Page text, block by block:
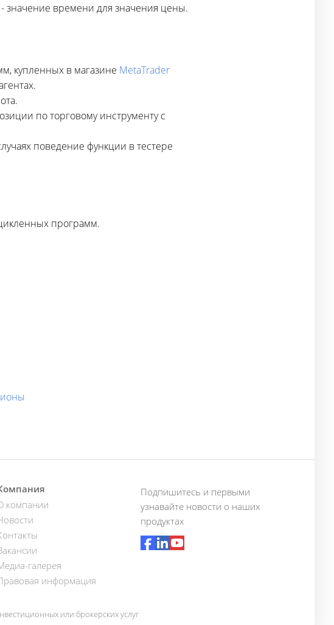
значение времени для значения цены.
купленных в магазине MetaTrader
по торговому инструменту с
поведение функции в тестере
программ.
компании
галерея
информация
Подпишитесь и первыми
узнавайте новости о наших
продуктах
или брокерских услуг